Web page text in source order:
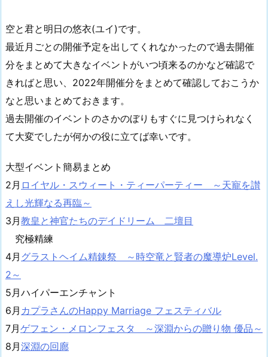
空と君と明日の悠衣(ユイ)です。
最近月ごとの開催予定を出してくれなかったので過去開催
分をまとめて大きなイベントがいつ頃来るのかなど確認で
きればと思い、2022年開催分をまとめて確認しておこうか
なと思いまとめておきます。
過去開催のイベントのさかのぼりもすぐに見つけられなく
て大変でしたが何かの役に立てば幸いです。
大型イベント簡易まとめ
2月 ロイヤル・スウィート・ティーパーティー ～天寵を讃
えし光輝なる再臨～
3月教皇と神官たちのデイドリーム 二壇目
究極精練
4月 グラストヘイム精錬祭 ～時空竜と賢者の魔導炉Level.
2～
5月ハイパーエンチャント
6月 カプラさんのHappy Marriage フェスティバル
7月ゲフェン・メロンフェスタ ～深淵からの贈り物 優品～
8月深淵の回廊